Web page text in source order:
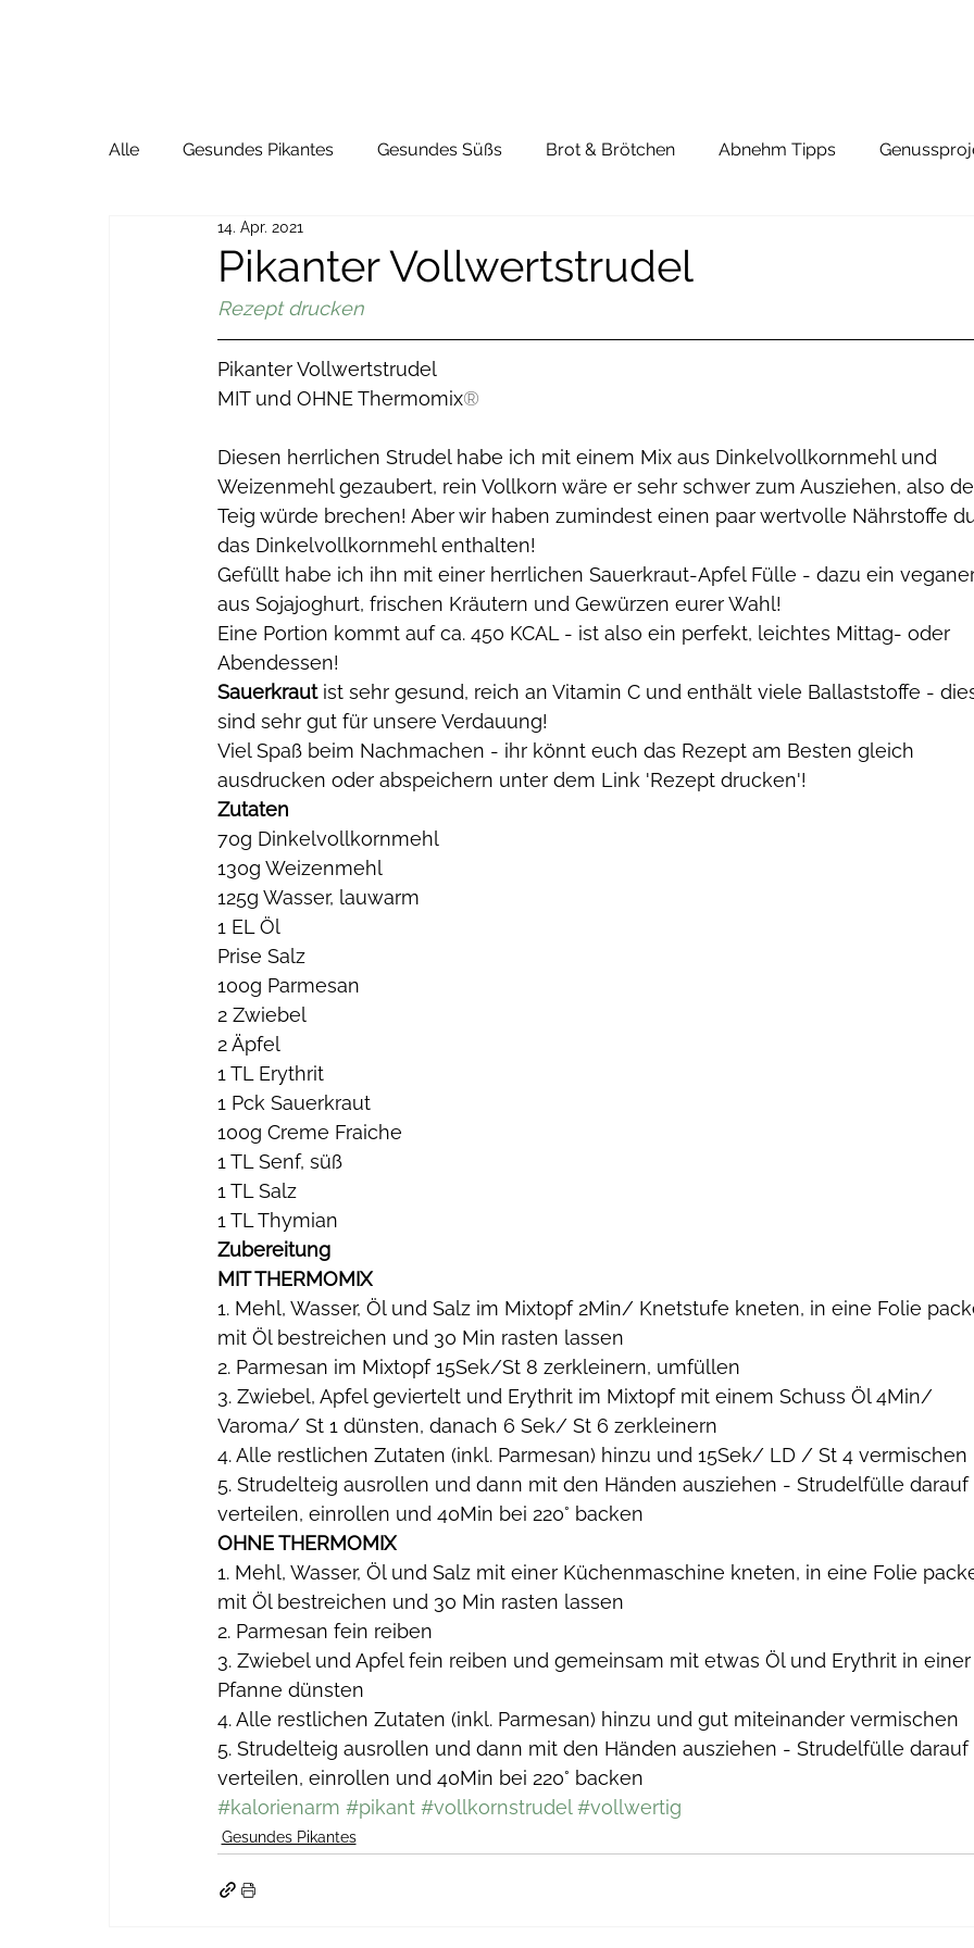
Alle Gesundes Pikantes Gesundes Süßs Brot & Brötchen Abnehm Tipps
Pikanter Vollwertstrudel
14. Apr. 2021
Rezept drucken
Pikanter Vollwertstrudel
MIT und OHNE Thermomix®
Diesen herrlichen Strudel habe ich mit einem Mix aus Dinkelvollkornmehl und
Weizenmehl gezaubert, rein Vollkorn wäre er sehr schwer zum Ausziehen, also
Teig würde brechen! Aber wir haben zumindest einen paar wertvolle Nährstoffe
das Dinkelvollkornmehl enthalten!
Gefüllt habe ich ihn mit einer herrlichen Sauerkraut-Apfel Fülle - dazu ein
aus Sojajoghurt, frischen Kräutern und Gewürzen eurer Wahl!
Eine Portion kommt auf ca. 450 KCAL - ist also ein perfekt, leichtes Mittag- oder
Abendessen!
Sauerkraut ist sehr gesund, reich an Vitamin C und enthält viele Ballaststoffe -
sind sehr gut für unsere Verdauung!
Viel Spaß beim Nachmachen - ihr könnt euch das Rezept am Besten gleich
ausdrucken oder abspeichern unter dem Link 'Rezept drucken'!
Zutaten
70g Dinkelvollkornmehl
130g Weizenmehl
125g Wasser, lauwarm
1 EL Öl
Prise Salz
100g Parmesan
2 Zwiebel
2 Äpfel
1 TL Erythrit
1 Pck Sauerkraut
100g Creme Fraiche
1 TL Senf, süß
1 TL Salz
1 TL Thymian
Zubereitung
MIT THERMOMIX
1. Mehl, Wasser, Öl und Salz im Mixtopf 2Min/ Knetstufe kneten, in eine Folie
mit Öl bestreichen und 30 Min rasten lassen
2. Parmesan im Mixtopf 15Sek/St 8 zerkleinern, umfüllen
3. Zwiebel, Apfel geviertelt und Erythrit im Mixtopf mit einem Schuss Öl 4Min/
Varoma/ St 1 dünsten, danach 6 Sek/ St 6 zerkleinern
4. Alle restlichen Zutaten (inkl. Parmesan) hinzu und 15Sek/ LD / St 4 vermischen
5. Strudelteig ausrollen und dann mit den Händen ausziehen - Strudelfülle darauf
verteilen, einrollen und 40Min bei 220° backen
OHNE THERMOMIX
1. Mehl, Wasser, Öl und Salz mit einer Küchenmaschine kneten, in eine Folie
mit Öl bestreichen und 30 Min rasten lassen
2. Parmesan fein reiben
3. Zwiebel und Apfel fein reiben und gemeinsam mit etwas Öl und Erythrit in
Pfanne dünsten
4. Alle restlichen Zutaten (inkl. Parmesan) hinzu und gut miteinander vermischen
5. Strudelteig ausrollen und dann mit den Händen ausziehen - Strudelfülle darauf
verteilen, einrollen und 40Min bei 220° backen
#kalorienarm #pikant #vollkornstrudel #vollwertig
Gesundes Pikantes